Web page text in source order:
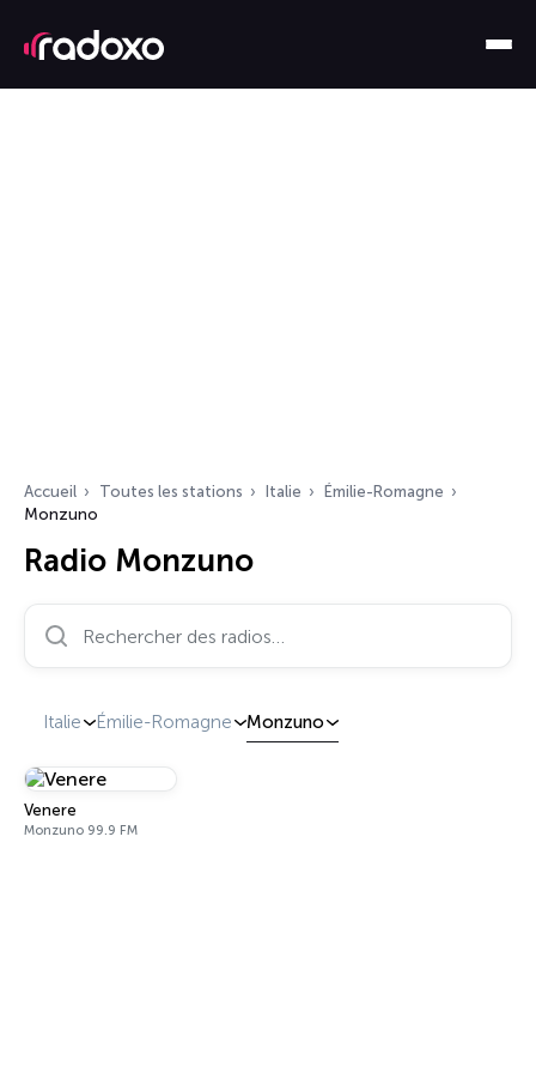
Accueil Toutes les stations Italie
Émilie-Romagne
Monzuno
Radio Monzuno
Italie Émilie-Romagne Monzuno
Venere
Monzuno 99.9 FM